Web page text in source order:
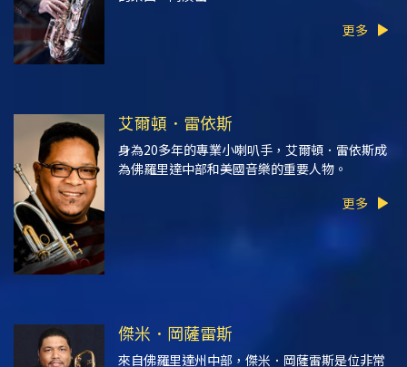
更多
艾爾頓．雷依斯
身為20多年的專業小喇叭手，艾爾頓．雷依斯成
為佛羅里達中部和美國音樂的重要人物。
更多
傑米．岡薩雷斯
來自佛羅里達州中部，傑米．岡薩雷斯是位非常